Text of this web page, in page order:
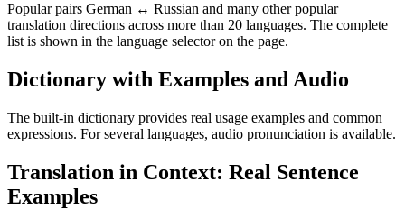
Popular pairs German ↔ Russian and many other popular
translation directions across more than 20 languages. The complete
list is shown in the language selector on the page.
Dictionary with Examples and Audio
The built-in dictionary provides real usage examples and common
expressions. For several languages, audio pronunciation is available.
Translation in Context: Real Sentence
Examples